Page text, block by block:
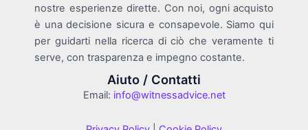
nostre esperienze dirette. Con noi, ogni acquisto
è una decisione sicura e consapevole. Siamo qui
per guidarti nella ricerca di ciò che veramente ti
serve, con trasparenza e impegno costante.
Aiuto / Contatti
Email: info@witnessadvice.net